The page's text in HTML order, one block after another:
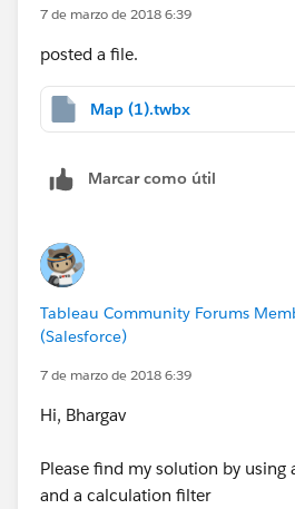
7 de marzo de 2018 6:39
posted a file.
Map (1).twbx
Marcar como útil
Tableau Community Forums
(Salesforce)
7 de marzo de 2018 6:39
Hi, Bhargav
Please find my solution by using
and a calculation filter